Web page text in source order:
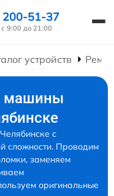
200-51-37
9:00 до 21:00
устройств
машины
с
сложности. Проводим
заменяем
оригинальные